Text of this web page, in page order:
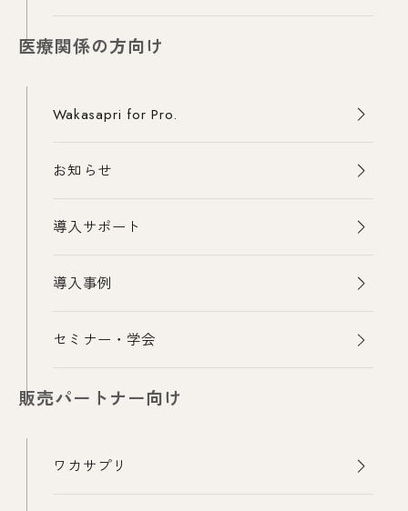
医療関係の方向け
Wakasapri for Pro.
お知らせ
導入サポート
導入事例
セミナー・学会
販売パートナー向け
ワカサプリ